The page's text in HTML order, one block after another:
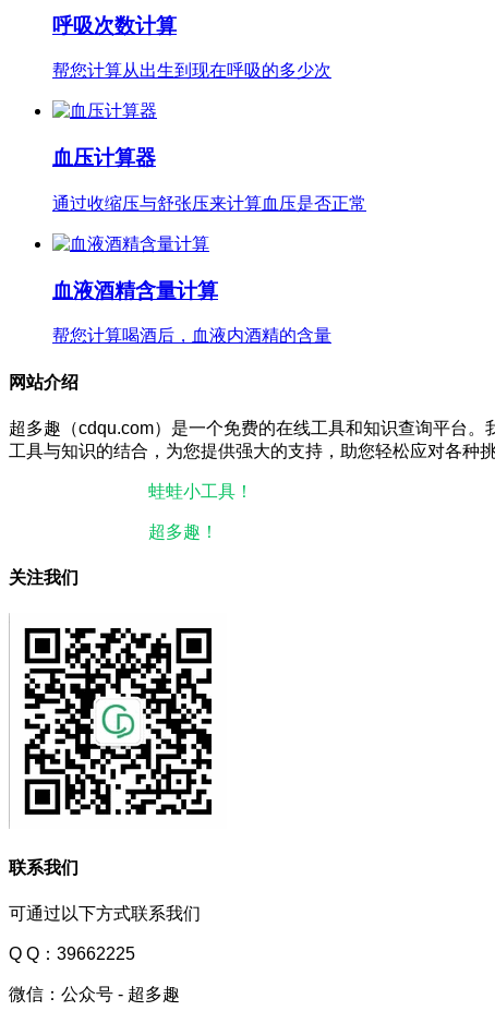
呼吸次数计算
帮您计算从出生到现在呼吸的多少次
血压计算器
通过收缩压与舒张压来计算血压是否正常
血液酒精含量计算
帮您计算喝酒后，血液内酒精的含量
网站介绍
超多趣（cdqu.com）是一个免费的在线工具和知识查询平台
工具与知识的结合，为您提供强大的支持，助您轻松应对各种挑
蛙蛙小工具！
超多趣！
关注我们
联系我们
可通过以下方式联系我们
Q Q：39662225
微信：公众号 - 超多趣